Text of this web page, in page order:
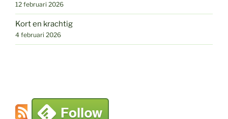
12 februari 2026
Kort en krachtig
4 februari 2026